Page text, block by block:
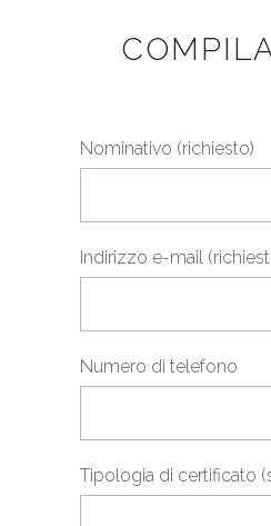
Nominativo (richiesto)
Indirizzo e-mail
Numero di telefono
Tipologia di certificato